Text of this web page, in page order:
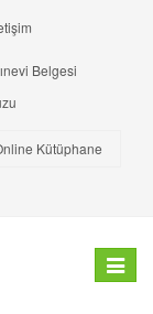
Belgesi
Kütüphane
Toggle